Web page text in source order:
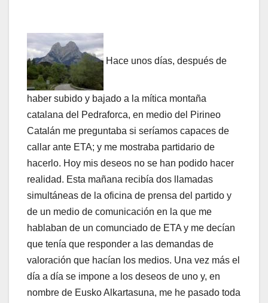
Hace unos dí­as, después de
haber subido y bajado a la mí­tica montaña
catalana del Pedraforca, en medio del Pirineo
Catalán me preguntaba si serí­amos capaces de
callar ante ETA; y me mostraba partidario de
hacerlo. Hoy mis deseos no se han podido hacer
realidad. Esta mañana recibí­a dos llamadas
simultáneas de la oficina de prensa del partido y
de un medio de comunicación en la que me
hablaban de un comunciado de ETA y me decí­an
que tení­a que responder a las demandas de
valoración que hací­an los medios. Una vez más el
dí­a a dí­a se impone a los deseos de uno y, en
nombre de Eusko Alkartasuna, me he pasado toda